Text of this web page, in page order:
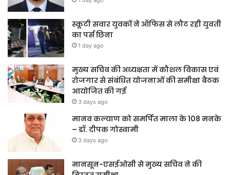
स्कूटी सवार युवकों ने ऑफिस से लौट रही युवती
का पर्स छिना
1 day ago
मुख्य सचिव की अध्यक्षता में कौशल विकास एवं
रोजगार से संबंधित योजनाओं की समीक्षा बैठक
आयोजित की गई
3 days ago
मानव कल्याण को समर्पित माला के 108 मनके
– डॉ. दीपक गोस्वामी
3 days ago
मानसून-एसईओसी से मुख्य सचिव ने की